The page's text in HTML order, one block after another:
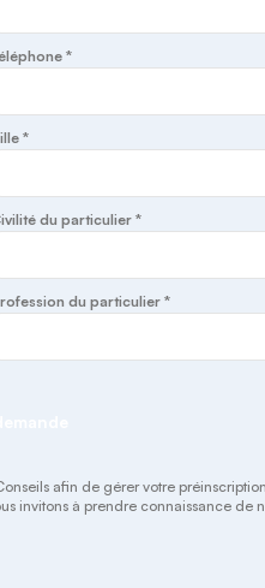
*
*
du particulier *
du particulier *
afin de gérer votre
invitons à prendre connaissance de